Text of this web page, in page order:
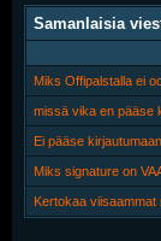
Samanlaisia
Miks Offipalstalla ei
missä vika en pääse
Ei pääse
Miks signature on
Kertokaa viisaammat